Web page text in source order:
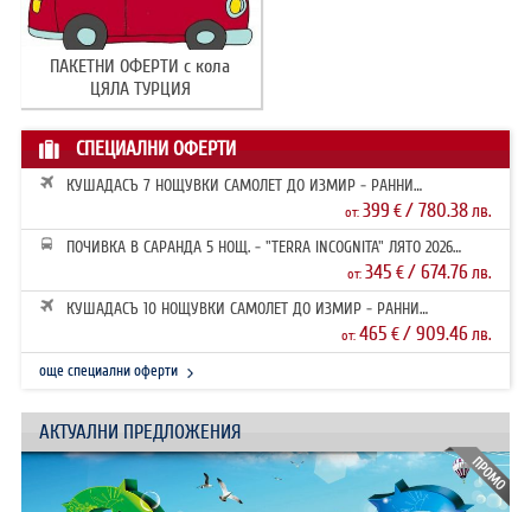
ПАКЕТНИ ОФЕРТИ с кола
ЦЯЛА ТУРЦИЯ
СПЕЦИАЛНИ ОФЕРТИ
КУШАДАСЪ 7 НОЩУВКИ САМОЛЕТ ДО ИЗМИР - РАННИ
от:399 €/ 780.38лв.
ПОЧИВКА В САРАНДА 5 НОЩ. - "TERRA INCOGNITA" ЛЯТО 2026
от:345 €/ 674.76лв.
КУШАДАСЪ 10 НОЩУВКИ САМОЛЕТ ДО ИЗМИР - РАННИ
от:465 €/ 909.46лв.
още специални оферти
АКТУАЛНИ ПРЕДЛОЖЕНИЯ